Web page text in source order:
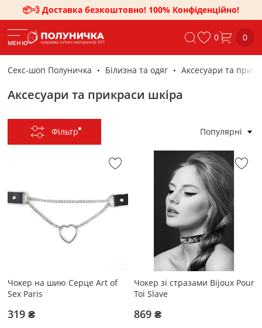
📦💨 Доставка безкоштовно! 100% Конфіденційно!
МЕНЮ 0 0
Секс-шоп Полуничка Білизна та одяг Аксесуари та
Аксесуари та прикраси шкіра
Фільтр Популярні
Чокер на шию Серце Art of
Sex Paris
319 ₴
Чокер зі стразами Bijoux Pour
Toi Slave
869 ₴